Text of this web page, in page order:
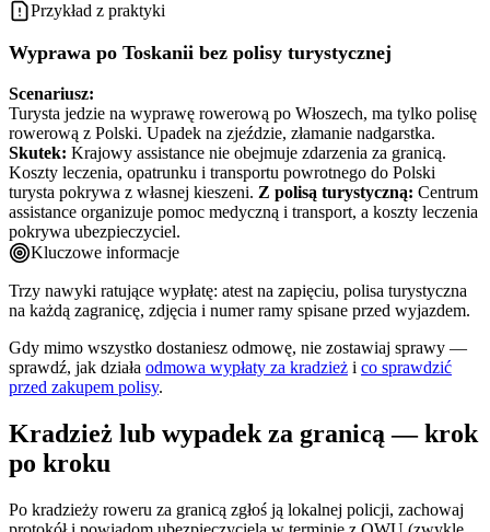
Przykład z praktyki
Wyprawa po Toskanii bez polisy turystycznej
Scenariusz:
Turysta jedzie na wyprawę rowerową po Włoszech, ma tylko polisę
rowerową z Polski. Upadek na zjeździe, złamanie nadgarstka.
Skutek: Krajowy assistance nie obejmuje zdarzenia za granicą.
Koszty leczenia, opatrunku i transportu powrotnego do Polski
turysta pokrywa z własnej kieszeni. Z polisą turystyczną: Centrum
assistance organizuje pomoc medyczną i transport, a koszty leczenia
pokrywa ubezpieczyciel.
Kluczowe informacje
Trzy nawyki ratujące wypłatę: atest na zapięciu, polisa turystyczna
na każdą zagranicę, zdjęcia i numer ramy spisane przed wyjazdem.
Gdy mimo wszystko dostaniesz odmowę, nie zostawiaj sprawy —
sprawdź, jak działa odmowa wypłaty za kradzież i co sprawdzić
przed zakupem polisy.
Kradzież lub wypadek za granicą — krok
po kroku
Po kradzieży roweru za granicą zgłoś ją lokalnej policji, zachowaj